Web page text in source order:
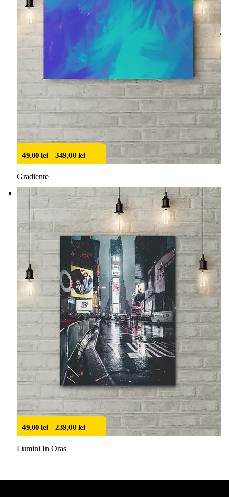
49,00 lei– 349,00 lei
Gradiente
49,00 lei– 239,00 lei
Lumini In Oras